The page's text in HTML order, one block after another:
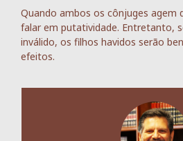
Quando ambos os cônjuges agem
falar em putatividade. Entretanto,
inválido, os filhos havidos serão
efeitos.